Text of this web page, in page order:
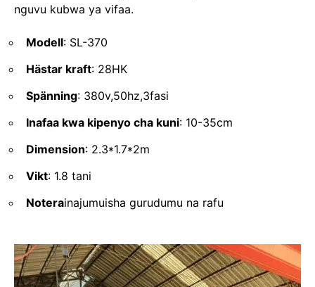
nguvu kubwa ya vifaa.
Modell: SL-370
Hästar kraft: 28HK
Spänning: 380v,50hz,3fasi
Inafaa kwa kipenyo cha kuni: 10-35cm
Dimension: 2.3*1.7*2m
Vikt: 1.8 tani
Noterainajumuisha gurudumu na rafu